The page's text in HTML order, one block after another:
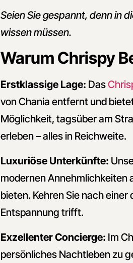
Seien Sie gespannt, denn in
wissen müssen.
Warum Chrispy
Erstklassige Lage: Das
von Chania entfernt und
Möglichkeit, tagsüber am
erleben – alles in Reichweite.
Luxuriöse Unterkünfte:
modernen Annehmlichkeiten
bieten. Kehren Sie nach
Entspannung trifft.
Exzellenter Concierge: Im
persönliches Nachtleben zu